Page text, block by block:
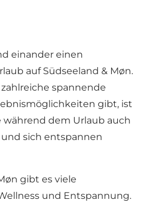
einander einen
auf Südseeland & Møn.
spannende
gibt, ist
während dem Urlaub auch
sich entspannen
gibt es viele
und Entspannung.